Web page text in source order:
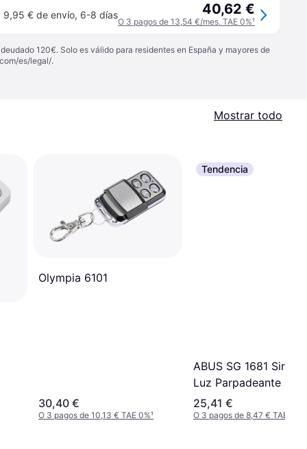
9,95 € de envío, 6-8 días 40,62 €
O 3 pagos de 13,54 €/mes. TAE 0%¹
120€. Solo es válido para residentes en España y mayores de
es/legal/.
Mostrar todo
Olympia 6101
30,40 €
O 3 pagos de 10,13 € TAE 0%¹
Tendencia
ABUS SG 1681
Luz Parpadeante Roja
25,41 €
O 3 pagos de 8,47 € TAE 0%